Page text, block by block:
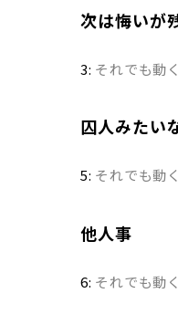
次は悔いが
3: それでも動
囚人みたい
5: それでも動
他人事
6: それでも動